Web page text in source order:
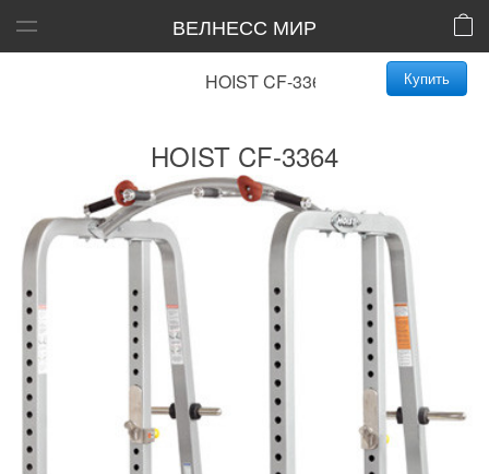
ВЕЛНЕСС МИР
HOIST CF-3364 Купить
HOIST CF-3364